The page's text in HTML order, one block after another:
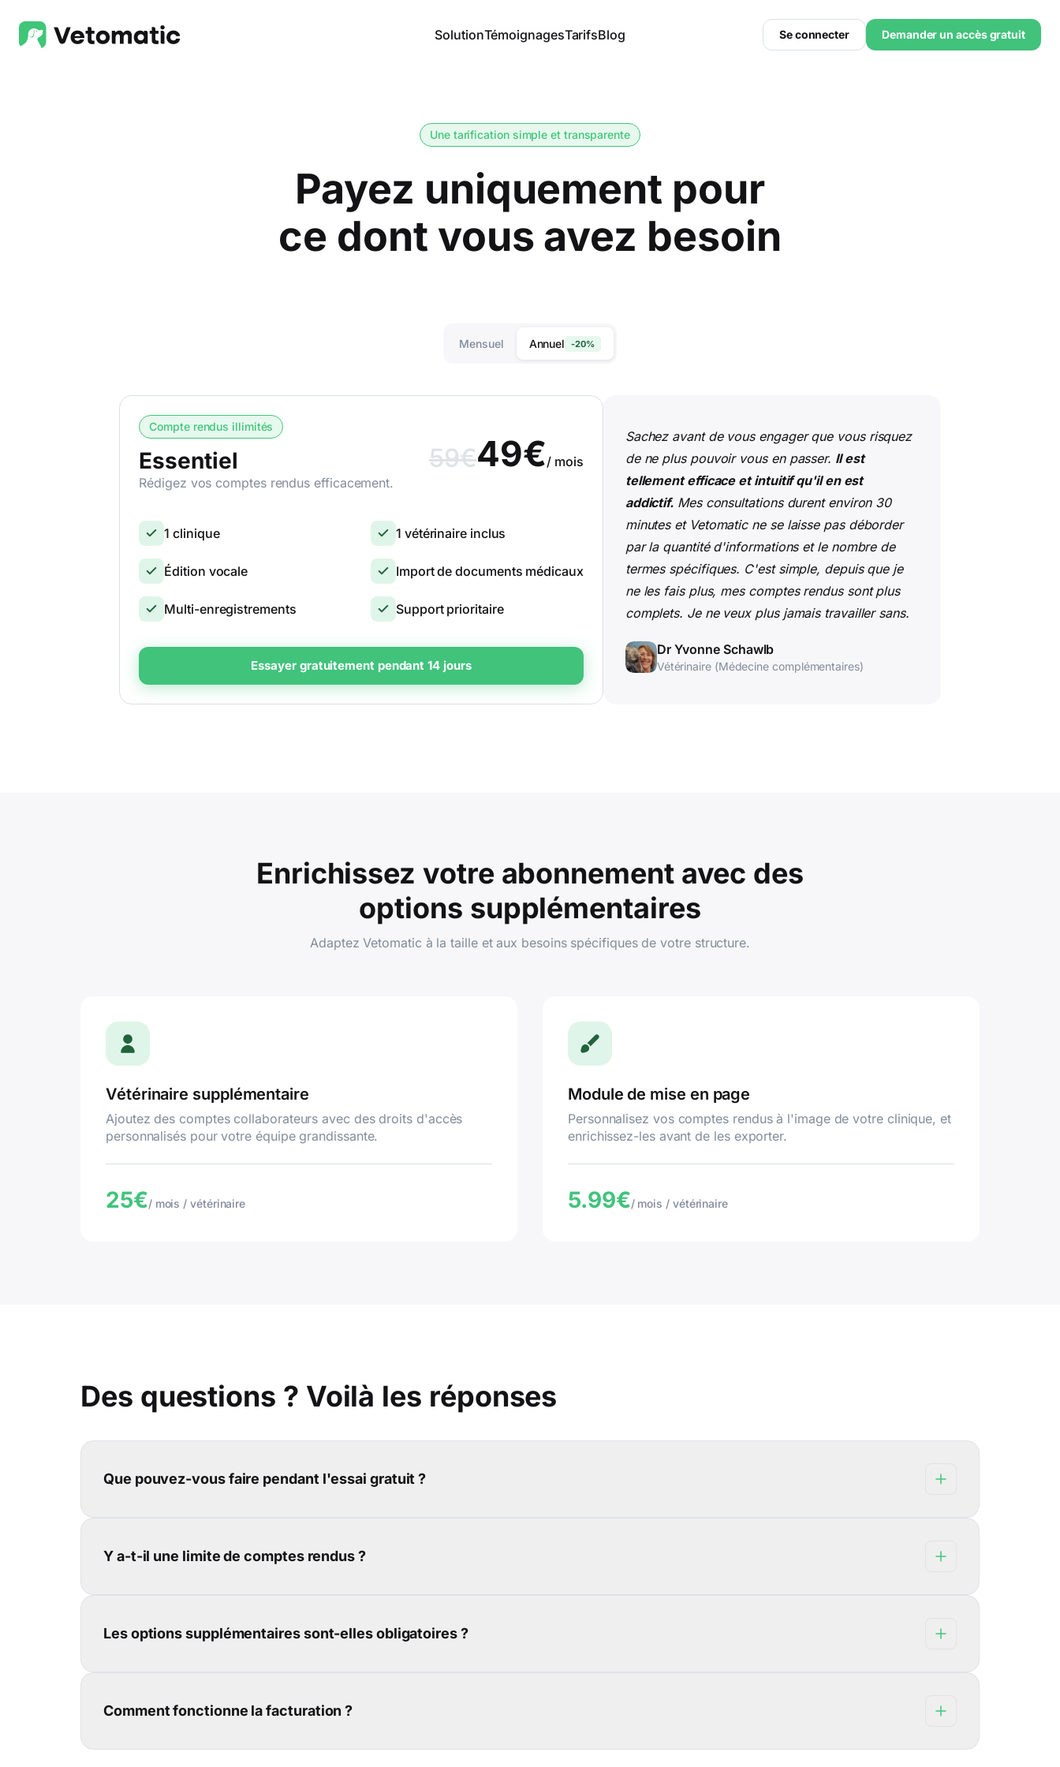
SolutionTémoignagesTarifsBlog Se connecter Demander un accès gratuit
Une tarification simple et transparente
Payez uniquement pour
ce dont vous avez besoin
Mensuel Annuel -20%
Compte rendus illimités
Essentiel
Rédigez vos comptes rendus efficacement.
59€49€/ mois
1 clinique 1 vétérinaire inclus
Édition vocale Import de documents médicaux
Multi-enregistrements Support prioritaire
Essayer gratuitement pendant 14 jours
Sachez avant de vous engager que vous risquez
de ne plus pouvoir vous en passer. Il est
tellement efficace et intuitif qu'il en est
addictif. Mes consultations durent environ 30
minutes et Vetomatic ne se laisse pas déborder
par la quantité d'informations et le nombre de
termes spécifiques. C'est simple, depuis que je
ne les fais plus, mes comptes rendus sont plus
complets. Je ne veux plus jamais travailler sans.
Dr Yvonne Schawlb
Vétérinaire (Médecine complémentaires)
Enrichissez votre abonnement avec des
options supplémentaires
Adaptez Vetomatic à la taille et aux besoins spécifiques de votre structure.
Vétérinaire supplémentaire
Ajoutez des comptes collaborateurs avec des droits d'accès
personnalisés pour votre équipe grandissante.
25€/ mois / vétérinaire
Module de mise en page
Personnalisez vos comptes rendus à l'image de votre clinique, et
enrichissez-les avant de les exporter.
5.99€/ mois / vétérinaire
Des questions ? Voilà les réponses
Que pouvez-vous faire pendant l'essai gratuit ?
Y a-t-il une limite de comptes rendus ?
Les options supplémentaires sont-elles obligatoires ?
Comment fonctionne la facturation ?